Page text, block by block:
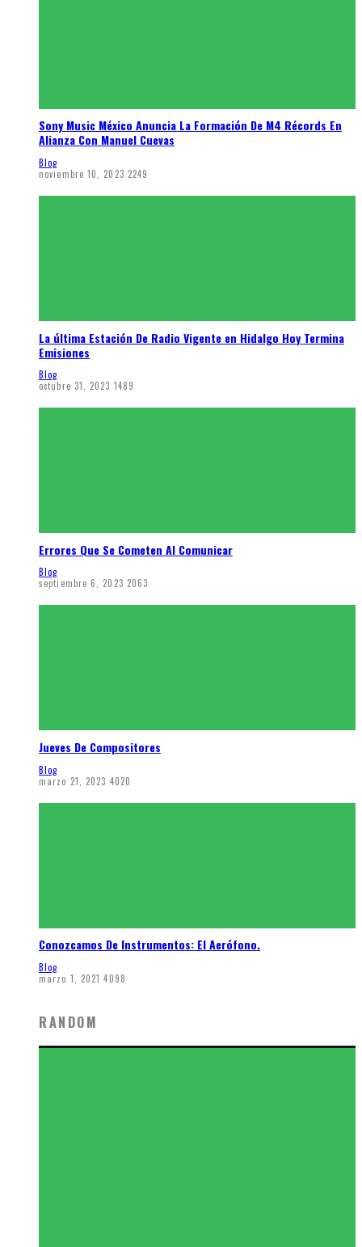
Sony Music México Anuncia La Formación De M4 Récords En
Alianza Con Manuel Cuevas
Blog
noviembre 10, 2023 2249
La última Estación De Radio Vigente en Hidalgo Hoy Termina
Emisiones
Blog
octubre 31, 2023 1489
Errores Que Se Cometen Al Comunicar
Blog
septiembre 6, 2023 2063
Jueves De Compositores
Blog
marzo 21, 2023 4020
Conozcamos De Instrumentos: El Aerófono.
Blog
marzo 1, 2021 4098
RANDOM